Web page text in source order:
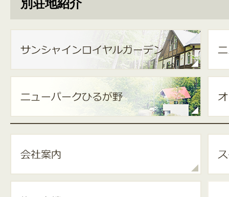
別荘地紹介